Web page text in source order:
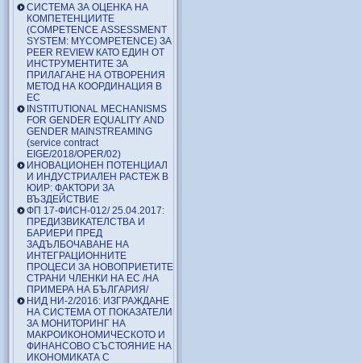
СИСТЕМА ЗА ОЦЕНКА НА
КОМПЕТЕНЦИИТЕ
(COMPETENCE ASSESSMENT
SYSTEM: MYCOMPETENCE) ЗА
PEER REVIEW КАТО ЕДИН ОТ
ИНСТРУМЕНТИТЕ ЗА
ПРИЛАГАНЕ НА ОТВОРЕНИЯ
МЕТОД НА КООРДИНАЦИЯ В
ЕС
INSTITUTIONAL MECHANISMS
FOR GENDER EQUALITY AND
GENDER MAINSTREAMING
(service contract
EIGE/2018/OPER/02)
ИНОВАЦИОНЕН ПОТЕНЦИАЛ
И ИНДУСТРИАЛЕН РАСТЕЖ В
ЮИР: ФАКТОРИ ЗА
ВЪЗДЕЙСТВИЕ
ФП 17-ФИСН-012/ 25.04.2017:
ПРЕДИЗВИКАТЕЛСТВА И
БАРИЕРИ ПРЕД
ЗАДЪЛБОЧАВАНЕ НА
ИНТЕГРАЦИОННИТЕ
ПРОЦЕСИ ЗА НОВОПРИЕТИТЕ
СТРАНИ ЧЛЕНКИ НА ЕС /НА
ПРИМЕРА НА БЪЛГАРИЯ/
НИД НИ-2/2016: ИЗГРАЖДАНЕ
НА СИСТЕМА ОТ ПОКАЗАТЕЛИ
ЗА МОНИТОРИНГ НА
МАКРОИКОНОМИЧЕСКОТО И
ФИНАНСОВО СЪСТОЯНИЕ НА
ИКОНОМИКАТА С